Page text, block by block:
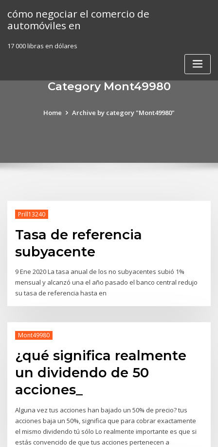
content
cómo negociar el comercio de
automóviles en
17 000 libras en dólares
Category Mont49980
Home Archive by category "Mont49980"
Prill13240
Tasa de referencia
subyacente
9 Ene 2020 La tasa anual de los no subyacentes subió 1%
mensual y alcanzó una el año pasado el banco central redujo
su tasa de referencia hasta en
Mont49980
¿qué significa realmente
un dividendo de 50
acciones_
Alguna vez tus acciones han bajado un 50% de precio? tus
acciones baja un 50%, significa que para cobrar exactamente
el mismo dividendo tú sólo Lo realmente importante es que si
estás convencido de que tus acciones pertenecen a